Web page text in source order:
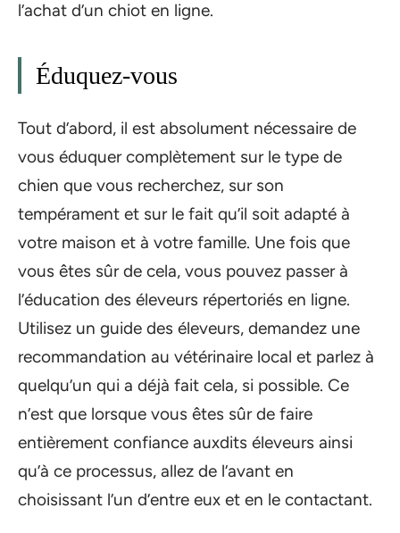
l’achat d’un chiot en ligne.
Éduquez-vous
Tout d’abord, il est absolument nécessaire de
vous éduquer complètement sur le type de
chien que vous recherchez, sur son
tempérament et sur le fait qu’il soit adapté à
votre maison et à votre famille. Une fois que
vous êtes sûr de cela, vous pouvez passer à
l’éducation des éleveurs répertoriés en ligne.
Utilisez un guide des éleveurs, demandez une
recommandation au vétérinaire local et parlez à
quelqu’un qui a déjà fait cela, si possible. Ce
n’est que lorsque vous êtes sûr de faire
entièrement confiance auxdits éleveurs ainsi
qu’à ce processus, allez de l’avant en
choisissant l’un d’entre eux et en le contactant.